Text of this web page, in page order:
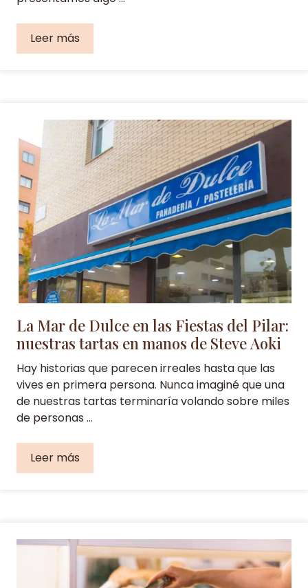
Leer más
La Mar de Dulce en las Fiestas del Pilar:
nuestras tartas en manos de Steve Aoki
Hay historias que parecen irreales hasta que las
vives en primera persona. Nunca imaginé que una
de nuestras tartas terminaría volando sobre miles
de personas …
Leer más